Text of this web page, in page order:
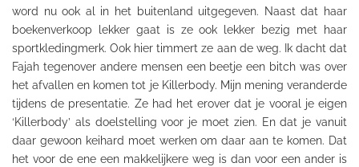
word nu ook al in het buitenland uitgegeven. Naast dat haar
boekenverkoop lekker gaat isze ook lekker bezig met haar
sportkledingmerk. Ook hier timmert ze aan de weg. Ik dacht dat
Fajah tegenover andere mensen een beetje een bitch was over
het afvallen en komen tot je Killerbody. Mijn mening veranderde
tijdens de presentatie. Ze had het erover dat je vooral je eigen
‘Killerbody’ als doelstelling voor je moet zien. En dat je vanuit
daar gewoon keihard moet werken om daar aan te komen. Dat
het voor de ene een makkelijkere weg is dan voor een ander is